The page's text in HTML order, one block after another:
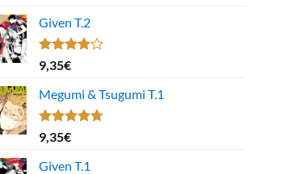
Given T.2
Note
4.00
5
9,35€
Megumi & Tsugumi T.1
Note4.67
sur 5
9,35€
Given T.1